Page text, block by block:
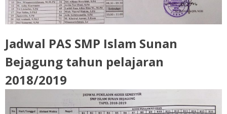
Jadwal PAS SMP Islam Sunan
Bejagung tahun pelajaran
2018/2019